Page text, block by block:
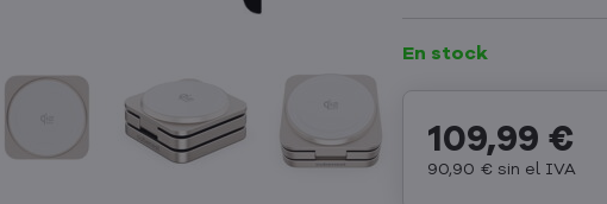
En stock
109,99 €
90,90 € sin el IVA